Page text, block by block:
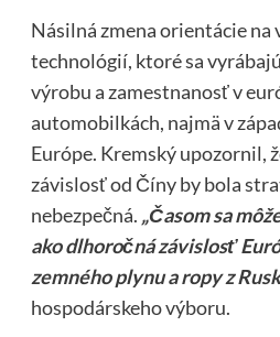
Násilná zmena orientácie na
technológií, ktoré sa
výrobu a zamestnanosť v
automobilkách, najmä v
Európe. Kremský upozornil,
závislosť od Číny by bola
nebezpečná. „Časom sa
ako dlhoročná závislosť
zemného plynu a ropy z
hospodárskeho výboru.